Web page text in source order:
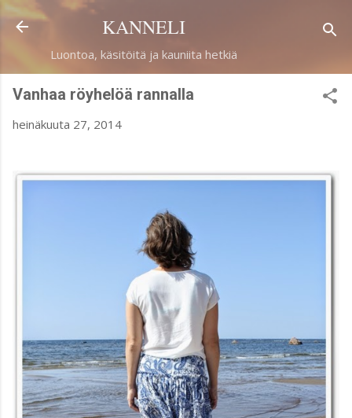
Siirry pääsisältöön
KANNELI
Luontoa, käsitöitä ja kauniita hetkiä
Vanhaa röyhelöä rannalla
heinäkuuta 27, 2014